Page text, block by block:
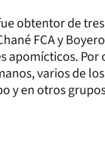
obtentor de
FCA y
apomícticos.
varios de
y en otros